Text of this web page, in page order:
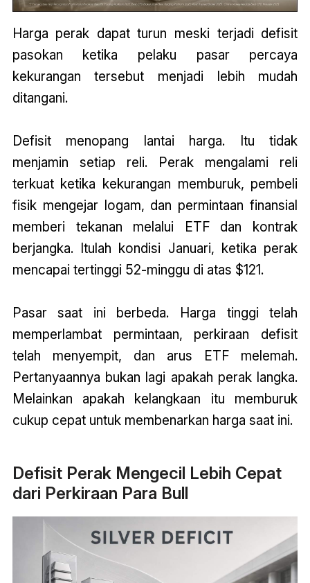
Harga perak dapat turun meski terjadi defisit
pasokan ketika pelaku pasar percaya
kekurangan tersebut menjadi lebih mudah
ditangani.
Defisit menopang lantai harga. Itu tidak
menjamin setiap reli. Perak mengalami reli
terkuat ketika kekurangan memburuk, pembeli
fisik mengejar logam, dan permintaan finansial
memberi tekanan melalui ETF dan kontrak
berjangka. Itulah kondisi Januari, ketika perak
mencapai tertinggi 52-minggu di atas $121.
Pasar saat ini berbeda. Harga tinggi telah
memperlambat permintaan, perkiraan defisit
telah menyempit, dan arus ETF melemah.
Pertanyaannya bukan lagi apakah perak langka.
Melainkan apakah kelangkaan itu memburuk
cukup cepat untuk membenarkan harga saat ini.
Defisit Perak Mengecil Lebih Cepat
dari Perkiraan Para Bull